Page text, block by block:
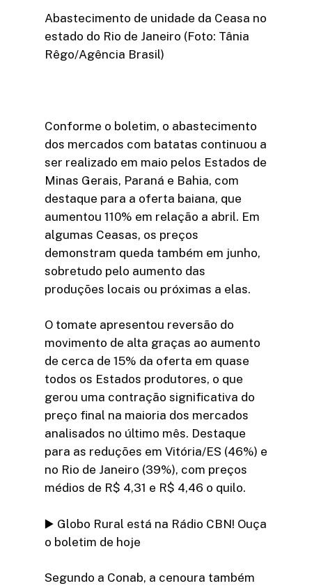
Abastecimento de unidade da Ceasa no
estado do Rio de Janeiro (Foto: Tânia
Rêgo/Agência Brasil)
Conforme o boletim, o abastecimento
dos mercados com batatas continuou a
ser realizado em maio pelos Estados de
Minas Gerais, Paraná e Bahia, com
destaque para a oferta baiana, que
aumentou 110% em relação a abril. Em
algumas Ceasas, os preços
demonstram queda também em junho,
sobretudo pelo aumento das
produções locais ou próximas a elas.
O tomate apresentou reversão do
movimento de alta graças ao aumento
de cerca de 15% da oferta em quase
todos os Estados produtores, o que
gerou uma contração significativa do
preço final na maioria dos mercados
analisados no último mês. Destaque
para as reduções em Vitória/ES (46%) e
no Rio de Janeiro (39%), com preços
médios de R$ 4,31 e R$ 4,46 o quilo.
▶️ Globo Rural está na Rádio CBN! Ouça
o boletim de hoje
Segundo a Conab, a cenoura também